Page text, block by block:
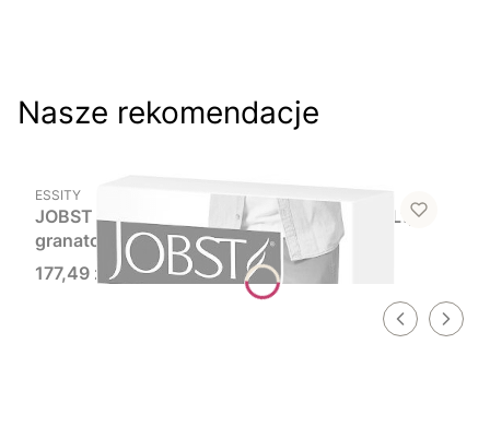
Nasze rekomendacje
PRODUCENT
ESSITY
JOBST Explore For Men, podkolanówki CCL1,
granatowe, rozmiar 3, 1 para
Cena
177,49 zł